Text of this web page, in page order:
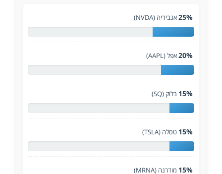
25%אנבידיה (NVDA)
20%אפל (AAPL)
15% בלוק (SQ)
15% טסלה (TSLA)
15% מודרנה (MRNA)